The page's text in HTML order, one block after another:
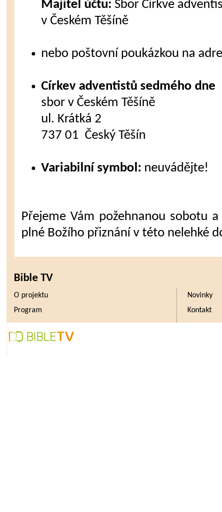
Majitel účtu: Sbor Církve
v Českém Těšíně
nebo poštovní poukázkou na
Církev adventistů sedmého dne
sbor v Českém Těšíně
ul. Krátká 2
737 01 Český Těšín
Variabilní symbol: neuvádějte!
Přejeme Vám požehnanou sobotu
plné Božího přiznání v této nelehké
Bible TV
O projektu
Novinky
Program
Kontakt